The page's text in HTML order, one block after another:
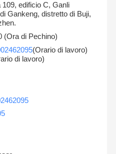
109, edificio C, Ganli
Gankeng, distretto di Buji,
(Ora di Pechino)
(Orario di lavoro)
di lavoro)